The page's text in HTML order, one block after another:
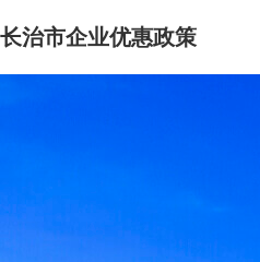
长治市企业优惠政策